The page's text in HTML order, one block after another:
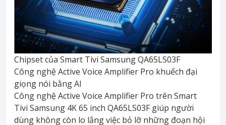
Chipset của Smart Tivi Samsung QA65LS03F
Công nghệ Active Voice Amplifier Pro khuếch đại
giọng nói bằng AI
Công nghệ Active Voice Amplifier Pro trên Smart
Tivi Samsung 4K 65 inch QA65LS03F giúp người
dùng không còn lo lắng việc bỏ lỡ những đoạn hội